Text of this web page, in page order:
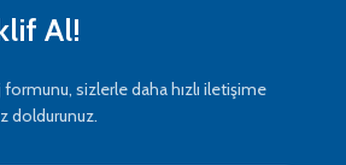
Al!
sizlerle daha hızlı iletişime
doldurunuz.